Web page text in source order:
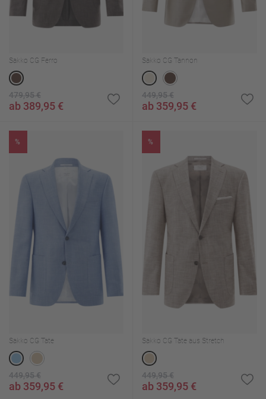
Sakko CG Ferro
479,95 €
ab 389,95 €
Sakko CG Tannon
449,95 €
ab 359,95 €
%
Sakko CG Tate
449,95 €
ab 359,95 €
%
Sakko CG Tate aus Stretch
449,95 €
ab 359,95 €